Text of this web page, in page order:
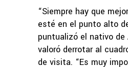
“Siempre hay que
esté en el punto alto
puntualizó el nativo de
valoró derrotar al
de visita. “Es muy